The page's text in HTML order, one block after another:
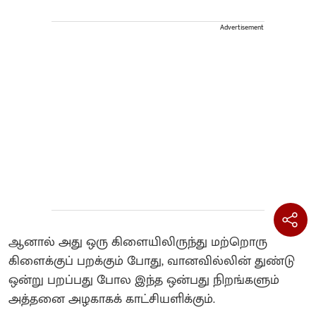
Advertisement
ஆனால் அது ஒரு கிளையிலிருந்து மற்றொரு
கிளைக்குப் பறக்கும் போது, வானவில்லின் துண்டு
ஒன்று பறப்பது போல இந்த ஒன்பது நிறங்களும்
அத்தனை அழகாகக் காட்சியளிக்கும்.